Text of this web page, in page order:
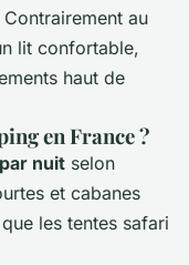
au
lit confortable,
haut de
en France ?
nuit selon
et cabanes
les tentes safari